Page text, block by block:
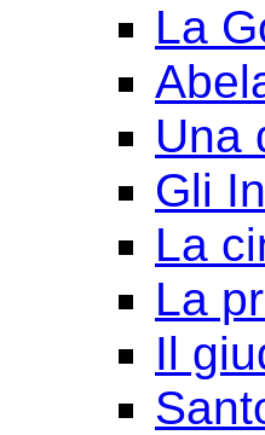
La
Una
Gli
La
La
Il